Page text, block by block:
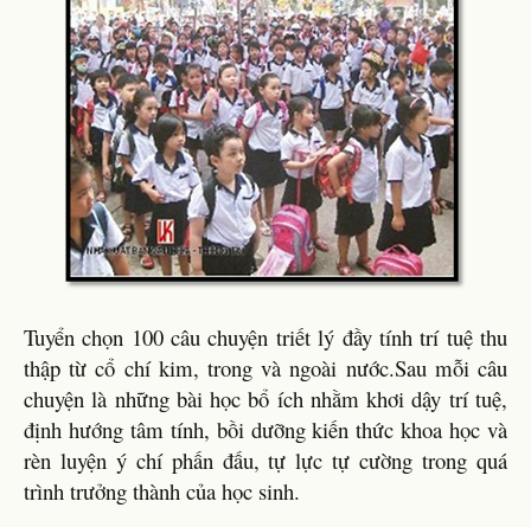
Tuyển chọn 100 câu chuyện triết lý đầy tính trí tuệ thu
thập từ cổ chí kim, trong và ngoài nước.Sau mỗi câu
chuyện là những bài học bổ ích nhằm khơi dậy trí tuệ,
định hướng tâm tính, bồi dưỡng kiến thức khoa học và
rèn luyện ý chí phấn đấu, tự lực tự cường trong quá
trình trưởng thành của học sinh.